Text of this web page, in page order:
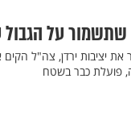
על הגבול
את יציבות ירדן, צה"ל
פועלת כבר בשטח